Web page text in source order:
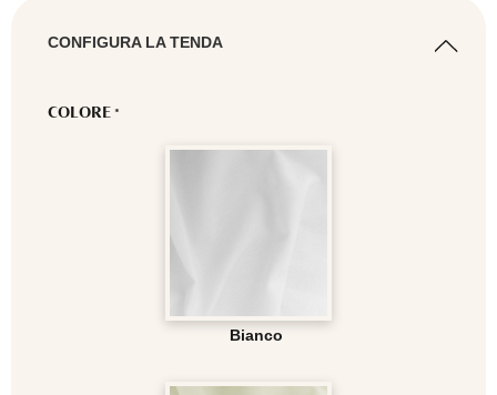
CONFIGURA LA TENDA
COLORE*
Bianco